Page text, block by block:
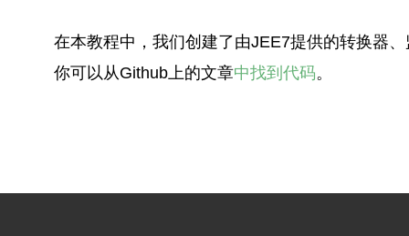
在本教程中，我们创建了由JEE7提供的转换器
你可以从Github上的文章中找到代码。